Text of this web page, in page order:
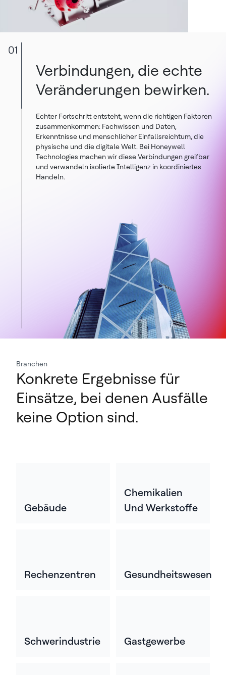
01
Verbindungen, die echte
Veränderungen bewirken.
Echter Fortschritt entsteht, wenn die richtigen Faktoren
zusammenkommen: Fachwissen und Daten,
Erkenntnisse und menschlicher Einfallsreichtum, die
physische und die digitale Welt. Bei Honeywell
Technologies machen wir diese Verbindungen greifbar
und verwandeln isolierte Intelligenz in koordiniertes
Handeln.
Branchen
Konkrete Ergebnisse für
Einsätze, bei denen Ausfälle
keine Option sind.
Gebäude
Chemikalien
Und Werkstoffe
Rechenzentren Gesundheitswesen
Schwerindustrie Gastgewerbe